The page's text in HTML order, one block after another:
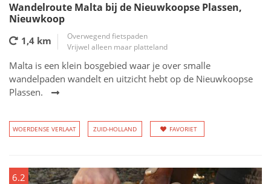
Wandelroute Malta bij de Nieuwkoopse Plassen,
Nieuwkoop
1,4 km
Overwegend fietspaden
Vrijwel alleen maar platteland
Malta is een klein bosgebied waar je over smalle
wandelpaden wandelt en uitzicht hebt op de Nieuwkoopse
Plassen.
WOERDENSE VERLAAT ZUID-HOLLAND FAVORIET
6.2